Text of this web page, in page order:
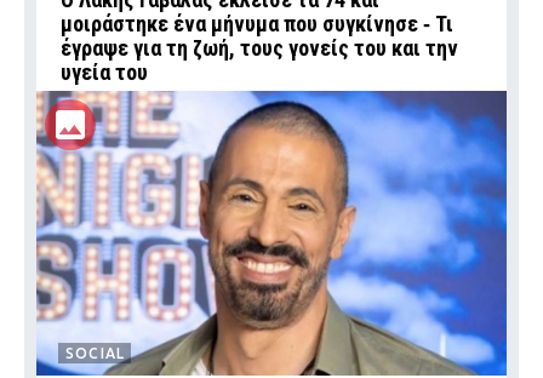
μοιράστηκε ένα μήνυμα που συγκίνησε ‑ Τι
έγραψε για τη ζωή, τους γονείς του και την
υγεία του
SOCIAL